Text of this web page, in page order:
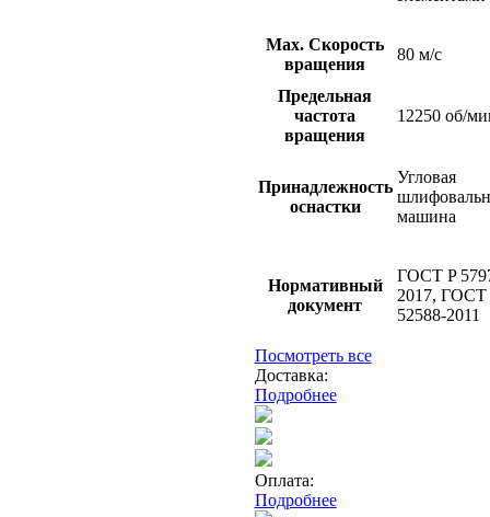
Мах. Скорость
вращения
80 м/с
Предельная
частота
вращения
12250 об/
Принадлежность
оснастки
Угловая
машина
Нормативный
документ
ГОСТ P
2017, ГОСТ
52588-2011
Посмотреть все
Доставка:
Подробнее
Оплата:
Подробнее